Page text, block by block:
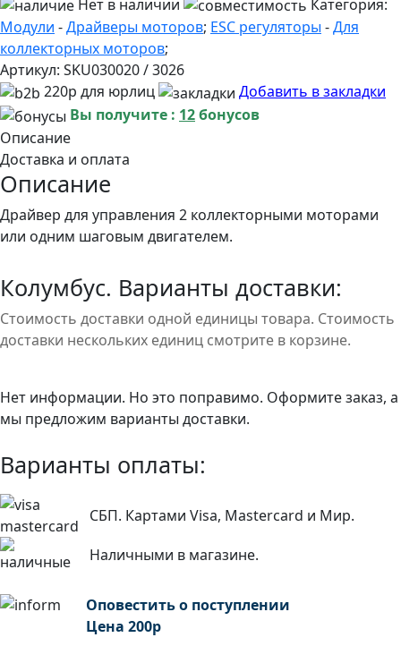
Нет в наличии
Категория:
Модули -Драйверы моторов; ESC регуляторы -Для
коллекторных моторов;
Артикул: SKU030020 / 3026
220р для юрлиц
Добавить в закладки
Вы получите : 12бонусов
Описание
Доставка и оплата
Описание
Драйвер для управления 2 коллекторными моторами
или одним шаговым двигателем.
Колумбус. Варианты доставки:
Стоимость доставки одной единицы товара. Стоимость
доставки нескольких единиц смотрите в корзине.
Нет информации. Но это поправимо. Оформите заказ, а
мы предложим варианты доставки.
Варианты оплаты:
СБП. Картами Visa, Mastercard и Мир.
Наличными в магазине.
Оповестить о поступлении
Цена 200р